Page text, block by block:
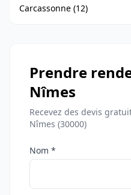
Carcassonne (12)
Prendre
Nîmes
Recevez des devis
Nîmes (30000)
Nom *